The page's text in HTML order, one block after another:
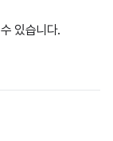
있습니다.